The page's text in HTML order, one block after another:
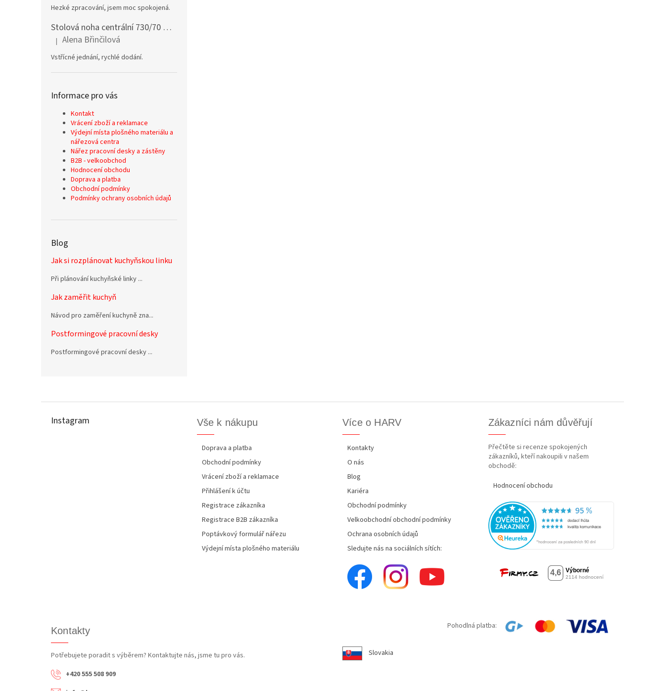
Hezké zpracování, jsem moc spokojená.
Stolová noha centrální 730/70 mm stříbrná
Hodnocení produktu je 5 z 5 hvězdiček.
| Alena Břinčilová
Vstřícné jednání, rychlé dodání.
Informace pro vás
Kontakt
Vrácení zboží a reklamace
Výdejní místa plošného materiálu a
nářezová centra
Nářez pracovní desky a zástěny
B2B - velkoobchod
Hodnocení obchodu
Doprava a platba
Obchodní podmínky
Podmínky ochrany osobních údajů
Blog
Jak si rozplánovat kuchyňskou linku
Při plánování kuchyňské linky ...
Jak zaměřit kuchyň
Návod pro zaměření kuchyně zna...
Postformingové pracovní desky
Postformingové pracovní desky ...
Instagram Vše k nákupu
Doprava a platba
Obchodní podmínky
Vrácení zboží a reklamace
Přihlášení k účtu
Registrace zákazníka
Registrace B2B zákazníka
Poptávkový formulář nářezu
Výdejní místa plošného materiálu
Více o HARV
Kontakty
O nás
Blog
Kariéra
Obchodní podmínky
Velkoobchodní obchodní podmínky
Ochrana osobních údajů
Sledujte nás na sociálních sítích:
Zákazníci nám důvěřují
Přečtěte si recenze spokojených
zákazníků, kteří nakoupili v našem
obchodě:
Hodnocení obchodu
Kontakty
Potřebujete poradit s výběrem? Kontaktujte nás, jsme tu pro vás.
+420 555 508 909
Pohodlná platba:
Slovakia